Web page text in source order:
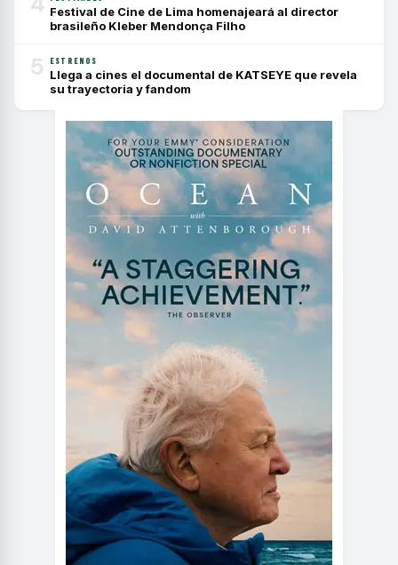
Festival de Cine de Lima homenajeará al director
brasileño Kleber Mendonça Filho
5 ESTRENOS
Llega a cines el documental de KATSEYE que revela
su trayectoria y fandom